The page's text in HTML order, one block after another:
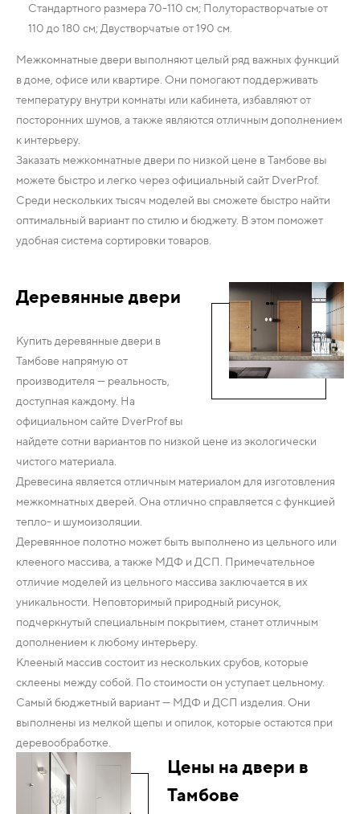
Стандартного размера 70-110 см; Полуторастворчатые от
110 до 180 см; Двустворчатые от 190 см.
Межкомнатные двери выполняют целый ряд важных функций
в доме, офисе или квартире. Они помогают поддерживать
температуру внутри комнаты или кабинета, избавляют от
посторонних шумов, а также являются отличным дополнением
к интерьеру.
Заказать межкомнатные двери по низкой цене в Тамбове вы
можете быстро и легко через официальный сайт DverProf.
Среди нескольких тысяч моделей вы сможете быстро найти
оптимальный вариант по стилю и бюджету. В этом поможет
удобная система сортировки товаров.
Деревянные двери
Купить деревянные двери в
Тамбове напрямую от
производителя — реальность,
доступная каждому. На
официальном сайте DverProf вы
найдете сотни вариантов по низкой цене из экологически
чистого материала.
Древесина является отличным материалом для изготовления
межкомнатных дверей. Она отлично справляется с функцией
тепло- и шумоизоляции.
Деревянное полотно может быть выполнено из цельного или
клееного массива, а также МДФ и ДСП. Примечательное
отличие моделей из цельного массива заключается в их
уникальности. Неповторимый природный рисунок,
подчеркнутый специальным покрытием, станет отличным
дополнением к любому интерьеру.
Клееный массив состоит из нескольких срубов, которые
склеены между собой. По стоимости он уступает цельному.
Самый бюджетный вариант — МДФ и ДСП изделия. Они
выполнены из мелкой щепы и опилок, которые остаются при
деревообработке.
Цены на двери в
Тамбове